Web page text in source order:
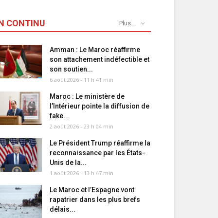
CONTINU Plus...
Amman : Le Maroc réaffirme
son attachement indéfectible et
son soutien...
6 août 2026 - 11 h 41 min
Maroc : Le ministère de
l’Intérieur pointe la diffusion de
fake...
2 août 2026 - 23 h 04 min
Le Président Trump réaffirme la
reconnaissance par les États-
Unis de la...
1 août 2026 - 13 h 47 min
Le Maroc et l’Espagne vont
rapatrier dans les plus brefs
délais...